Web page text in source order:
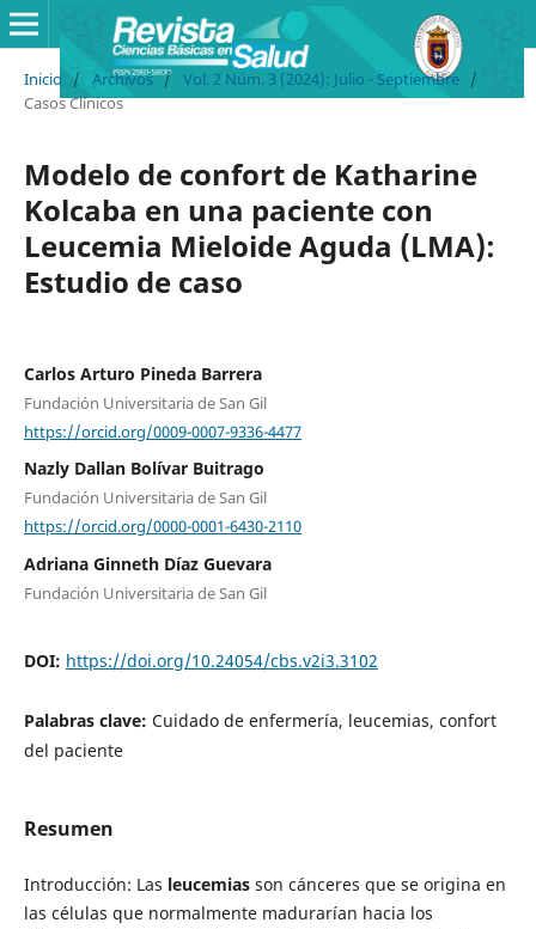
Inicio / Archivos / Vol. 2 Núm. 3 (2024): Julio - Septiembre /
Casos Clínicos
Modelo de confort de Katharine
Kolcaba en una paciente con
Leucemia Mieloide Aguda (LMA):
Estudio de caso
Carlos Arturo Pineda Barrera
Fundación Universitaria de San Gil
https://orcid.org/0009-0007-9336-4477
Nazly Dallan Bolívar Buitrago
Fundación Universitaria de San Gil
https://orcid.org/0000-0001-6430-2110
Adriana Ginneth Díaz Guevara
Fundación Universitaria de San Gil
DOI: https://doi.org/10.24054/cbs.v2i3.3102
Palabras clave: Cuidado de enfermería, leucemias, confort
del paciente
Resumen
Introducción: Las leucemiasson cánceres que se origina en
las células que normalmente madurarían hacia los